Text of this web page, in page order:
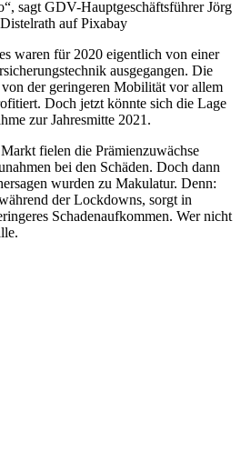
sagt GDV-Hauptgeschäftsführer Jörg
auf Pixabay
waren für 2020 eigentlich von einer
ausgegangen. Die
der geringeren Mobilität vor allem
Doch jetzt könnte sich die Lage
zur Jahresmitte 2021.
fielen die Prämienzuwächse
bei den Schäden. Doch dann
wurden zu Makulatur. Denn:
der Lockdowns, sorgt in
Schadenaufkommen. Wer nicht